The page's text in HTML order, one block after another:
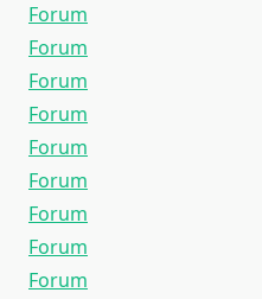
Forum
Forum
Forum
Forum
Forum
Forum
Forum
Forum
Forum